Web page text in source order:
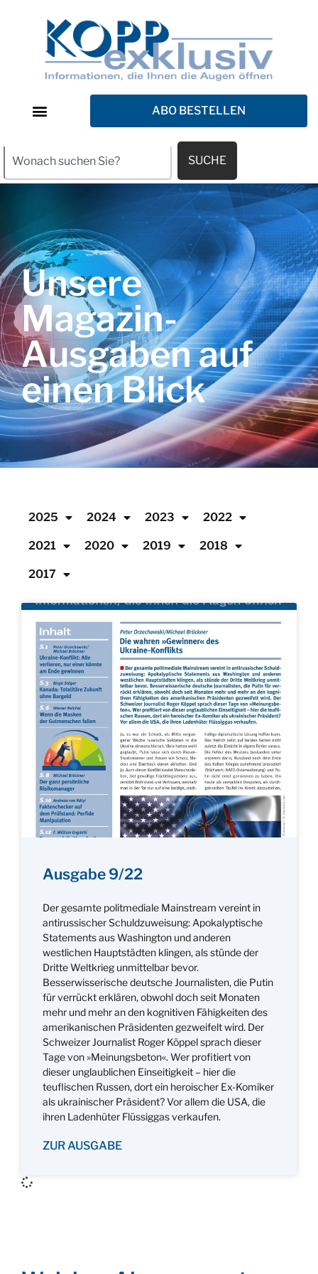
ABO BESTELLEN
SUCHE
Unsere
Magazin-
Ausgaben auf
einen Blick
2025 2024 2023 2022
2021 2020 2019 2018
2017
Ausgabe 9/22
Der gesamte politmediale Mainstream vereint in
antirussischer Schuldzuweisung: Apokalyptische
Statements aus Washington und anderen
westlichen Hauptstädten klingen, als stünde der
Dritte Weltkrieg unmittelbar bevor.
Besserwisserische deutsche Journalisten, die Putin
für verrückt erklären, obwohl doch seit Monaten
mehr und mehr an den kognitiven Fähigkeiten des
amerikanischen Präsidenten gezweifelt wird. Der
Schweizer Journalist Roger Köppel sprach dieser
Tage von »Meinungsbeton«. Wer profitiert von
dieser unglaublichen Einseitigkeit – hier die
teuflischen Russen, dort ein heroischer Ex-Komiker
als ukrainischer Präsident? Vor allem die USA, die
ihren Ladenhüter Flüssiggas verkaufen.
ZUR AUSGABE